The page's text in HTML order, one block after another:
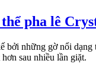
pha lê
bởi những gờ nổi
sau nhiều lần giặt.